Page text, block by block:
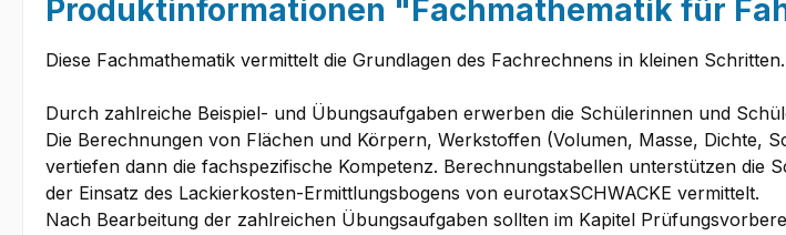
Produktinformationen "Fachmathematik für
Diese Fachmathematik vermittelt die Grundlagen des Fachrechnens in kleinen Schritten.
Durch zahlreiche Beispiel- und Übungsaufgaben erwerben die Schülerinnen und
Die Berechnungen von Flächen und Körpern, Werkstoffen (Volumen, Masse, Dichte,
vertiefen dann die fachspezifische Kompetenz. Berechnungstabellen unterstützen die
der Einsatz des Lackierkosten-Ermittlungsbogens von eurotaxSCHWACKE vermittelt.
Nach Bearbeitung der zahlreichen Übungsaufgaben sollten im Kapitel